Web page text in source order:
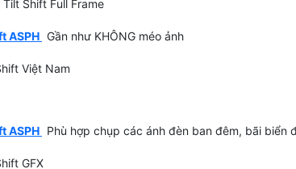
ASPH Gần như KHÔNG méo ảnh
ASPH Phù hợp chụp các ánh đèn ban đêm, bãi biển